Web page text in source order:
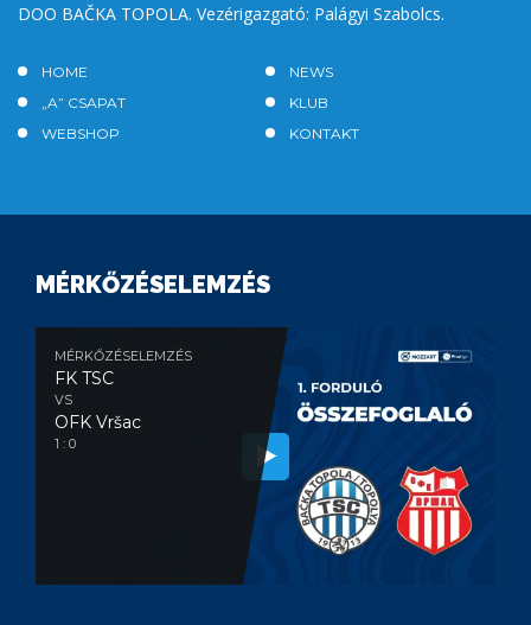
DOO BAČKA TOPOLA. Vezérigazgató: Palágyi Szabolcs.
HOME
NEWS
„A” CSAPAT
KLUB
WEBSHOP
KONTAKT
MÉRKŐZÉSELEMZÉS
MÉRKŐZÉSELEMZÉS
FK TSC
VS
OFK Vršac
1 : 0